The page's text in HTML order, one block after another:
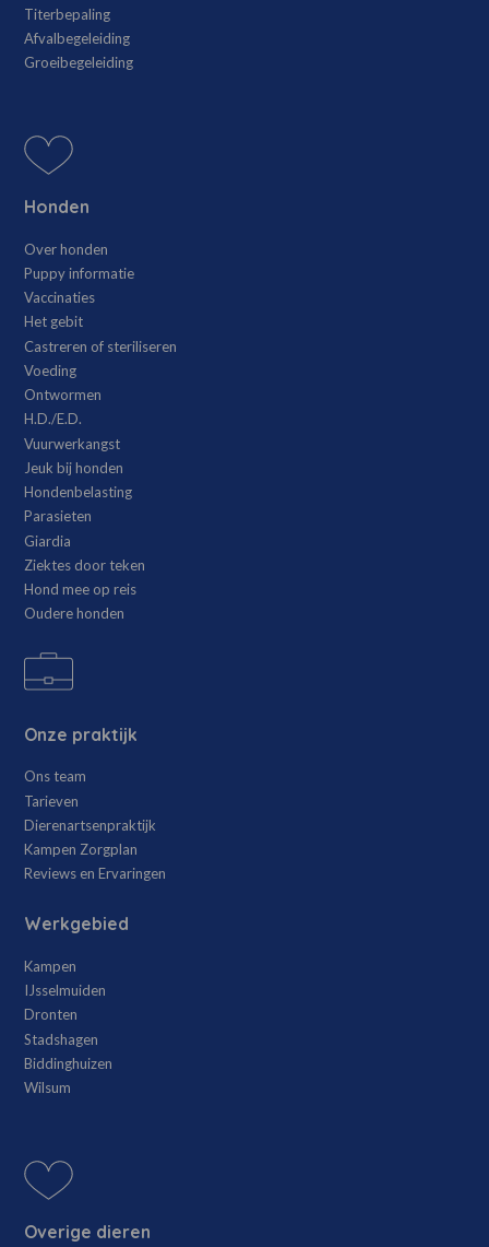
Titerbepaling
Afvalbegeleiding
Groeibegeleiding
Honden
Over honden
Puppy informatie
Vaccinaties
Het gebit
Castreren of steriliseren
Voeding
Ontwormen
H.D./E.D.
Vuurwerkangst
Jeuk bij honden
Hondenbelasting
Parasieten
Giardia
Ziektes door teken
Hond mee op reis
Oudere honden
Onze praktijk
Ons team
Tarieven
Dierenartsenpraktijk
Kampen Zorgplan
Reviews en Ervaringen
Werkgebied
Kampen
IJsselmuiden
Dronten
Stadshagen
Biddinghuizen
Wilsum
Overige dieren